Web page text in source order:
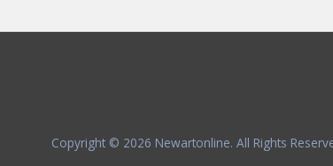
Copyright © 2026 Newartonline. All Rights